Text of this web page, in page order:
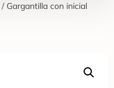
/ Gargantilla con inicial